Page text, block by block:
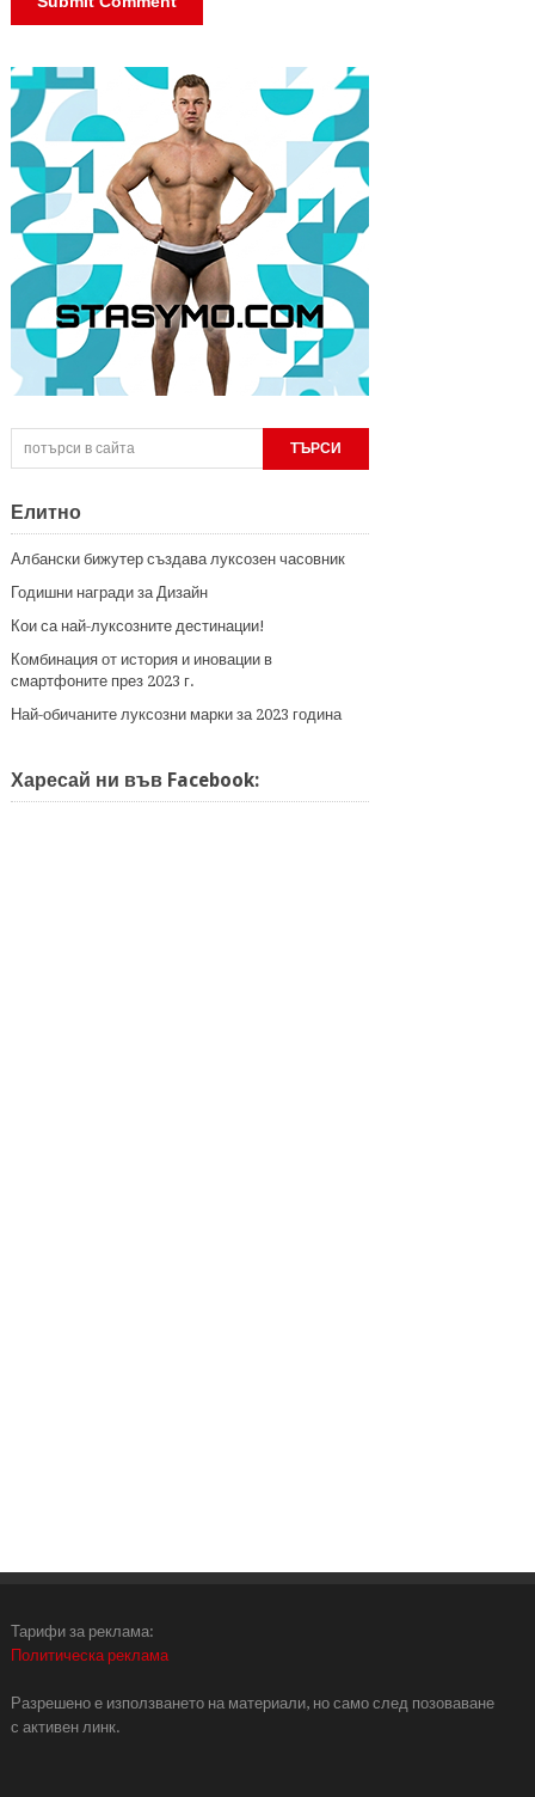
Елитно
Албански бижутер създава луксозен часовник
Годишни награди за Дизайн
Кои са най-луксозните дестинации!
Комбинация от история и иновации в
смартфоните през 2023 г.
Най-обичаните луксозни марки за 2023 година
Харесай ни във Facebook:
Тарифи за реклама:
Политическа реклама
Разрешено е използването на материали, но само след позоваване
с активен линк.